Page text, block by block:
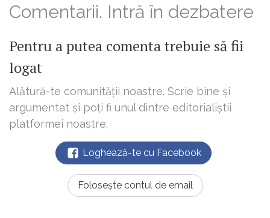
Comentarii. Intră în dezbatere
Pentru a putea comenta trebuie să fii
logat
Alătură-te comunității noastre. Scrie bine și
argumentat și poți fi unul dintre editorialiștii
platformei noastre.
Loghează-te cu Facebook
Folosește contul de email